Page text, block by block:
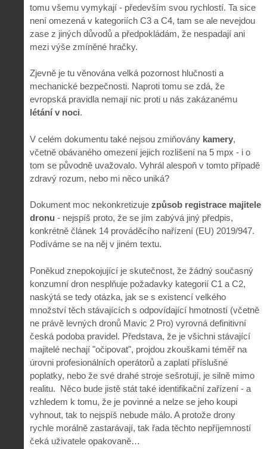
tomu všemu vymykají - především svou rychlostí. Ta sice
není omezená v kategoriích C3 a C4, tam se ale nevejdou
zase z jiných důvodů a předpokládám, že nespadají ani
mezi výše zmíněné hračky.
Zjevně je tu věnována velká pozornost hlučnosti a
mechanické bezpečnosti. Naproti tomu se zdá, že
evropská pravidla nemají nic proti u nás zakázanému
létání v noci.
V celém dokumentu také nejsou zmiňovány kamery,
včetně obávaného omezení jejich rozlišení na 5 mpx - i o
tom se původně uvažovalo. Vyhrál alespoň v tomto případě
zdravý rozum, nebo mi něco uniká?
Dokument moc nekonkretizuje způsob registrace majitele
dronu - nejspíš proto, že se jím zabývá jiný předpis,
konkrétně článek 14 prováděcího nařízení (EU) 2019/947.
Podíváme se na něj v jiném textu.
Poněkud znepokojující je skutečnost, že žádný současný
konzumní dron nesplňuje požadavky kategorií C1 a C2,
naskýtá se tedy otázka, jak se s existencí velkého
množství těch stávajících s odpovídající hmotností (včetně
ne právě levných dronů Mavic 2 Pro) vyrovná definitivní
česká podoba pravidel. Představa, že je všichni stávající
majitelé nechají "očipovat", projdou zkouškami téměř na
úrovni profesionálních operátorů a zaplatí příslušné
poplatky, nebo že své drahé stroje sešrotují, je silně mimo
realitu. Něco bude jistě stát také identifikační zařízení - a
vzhledem k tomu, že je povinné a nelze se jeho koupi
vyhnout, tak to nejspíš nebude málo. A protože drony
rychle morálně zastarávají, tak řada těchto nepříjemností
čeká uživatele opakovaně…